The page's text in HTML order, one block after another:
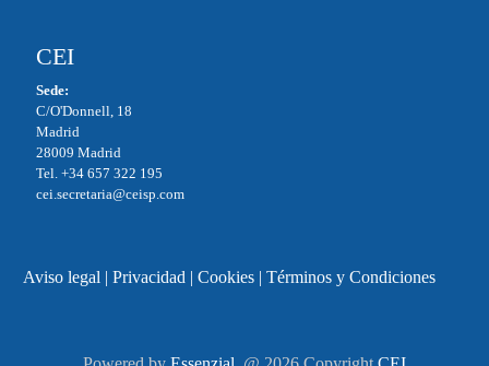
CEI
Sede:
C/O'Donnell, 18
Madrid
28009 Madrid
Tel. +34 657 322 195
cei.secretaria@ceisp.com
Aviso legal | Privacidad | Cookies| Términos y Condiciones